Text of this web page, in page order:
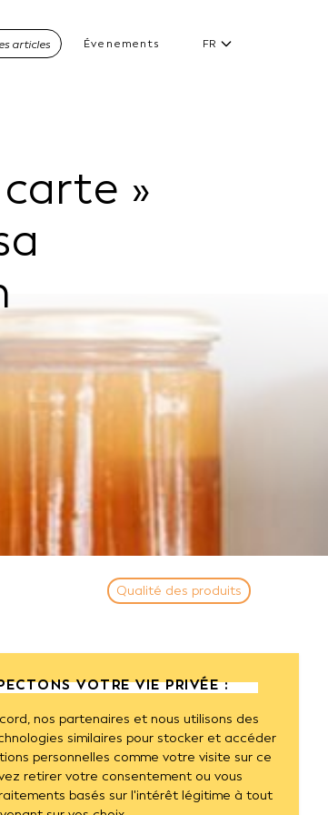
Évenements FR
»
Qualité des produits
régions françaises et note-t-on des
également intéressé à la manière
les miels sous SIQO (signes officiels
nationale.
cinq régions Sud dominent toujours la
mais les cinq régions qui
VOTRE VIE PRIVÉE :
nos partenaires et nous utilisons des
similaires pour stocker et accéder
personnelles comme votre visite sur ce
retirer votre consentement ou vous
basés sur l'intérêt légitime à tout